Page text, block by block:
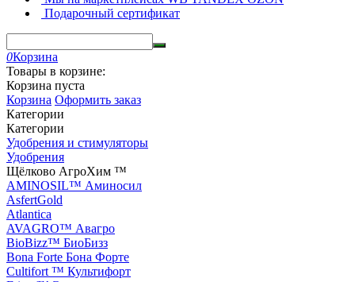
Подарочный сертификат
0Корзина
Товары в корзине:
Корзина пуста
Корзина Оформить заказ
Категории
Категории
Удобрения и стимуляторы
Удобрения
Щёлково АгроХим ™
AMINOSIL™ Аминосил
AsfertGold
Atlantica
AVAGRO™ Авагро
BioBizz™ БиоБизз
Bona Forte Бона Форте
Cultifort ™ Культифорт